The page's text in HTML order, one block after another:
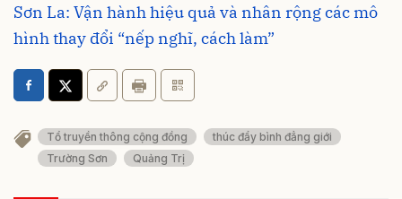
Sơn La: Vận hành hiệu quả và nhân rộng các mô
hình thay đổi “nếp nghĩ, cách làm”
Tổ truyền thông cộng đồng
thúc đẩy bình đẳng giới
Trường Sơn
Quảng Trị